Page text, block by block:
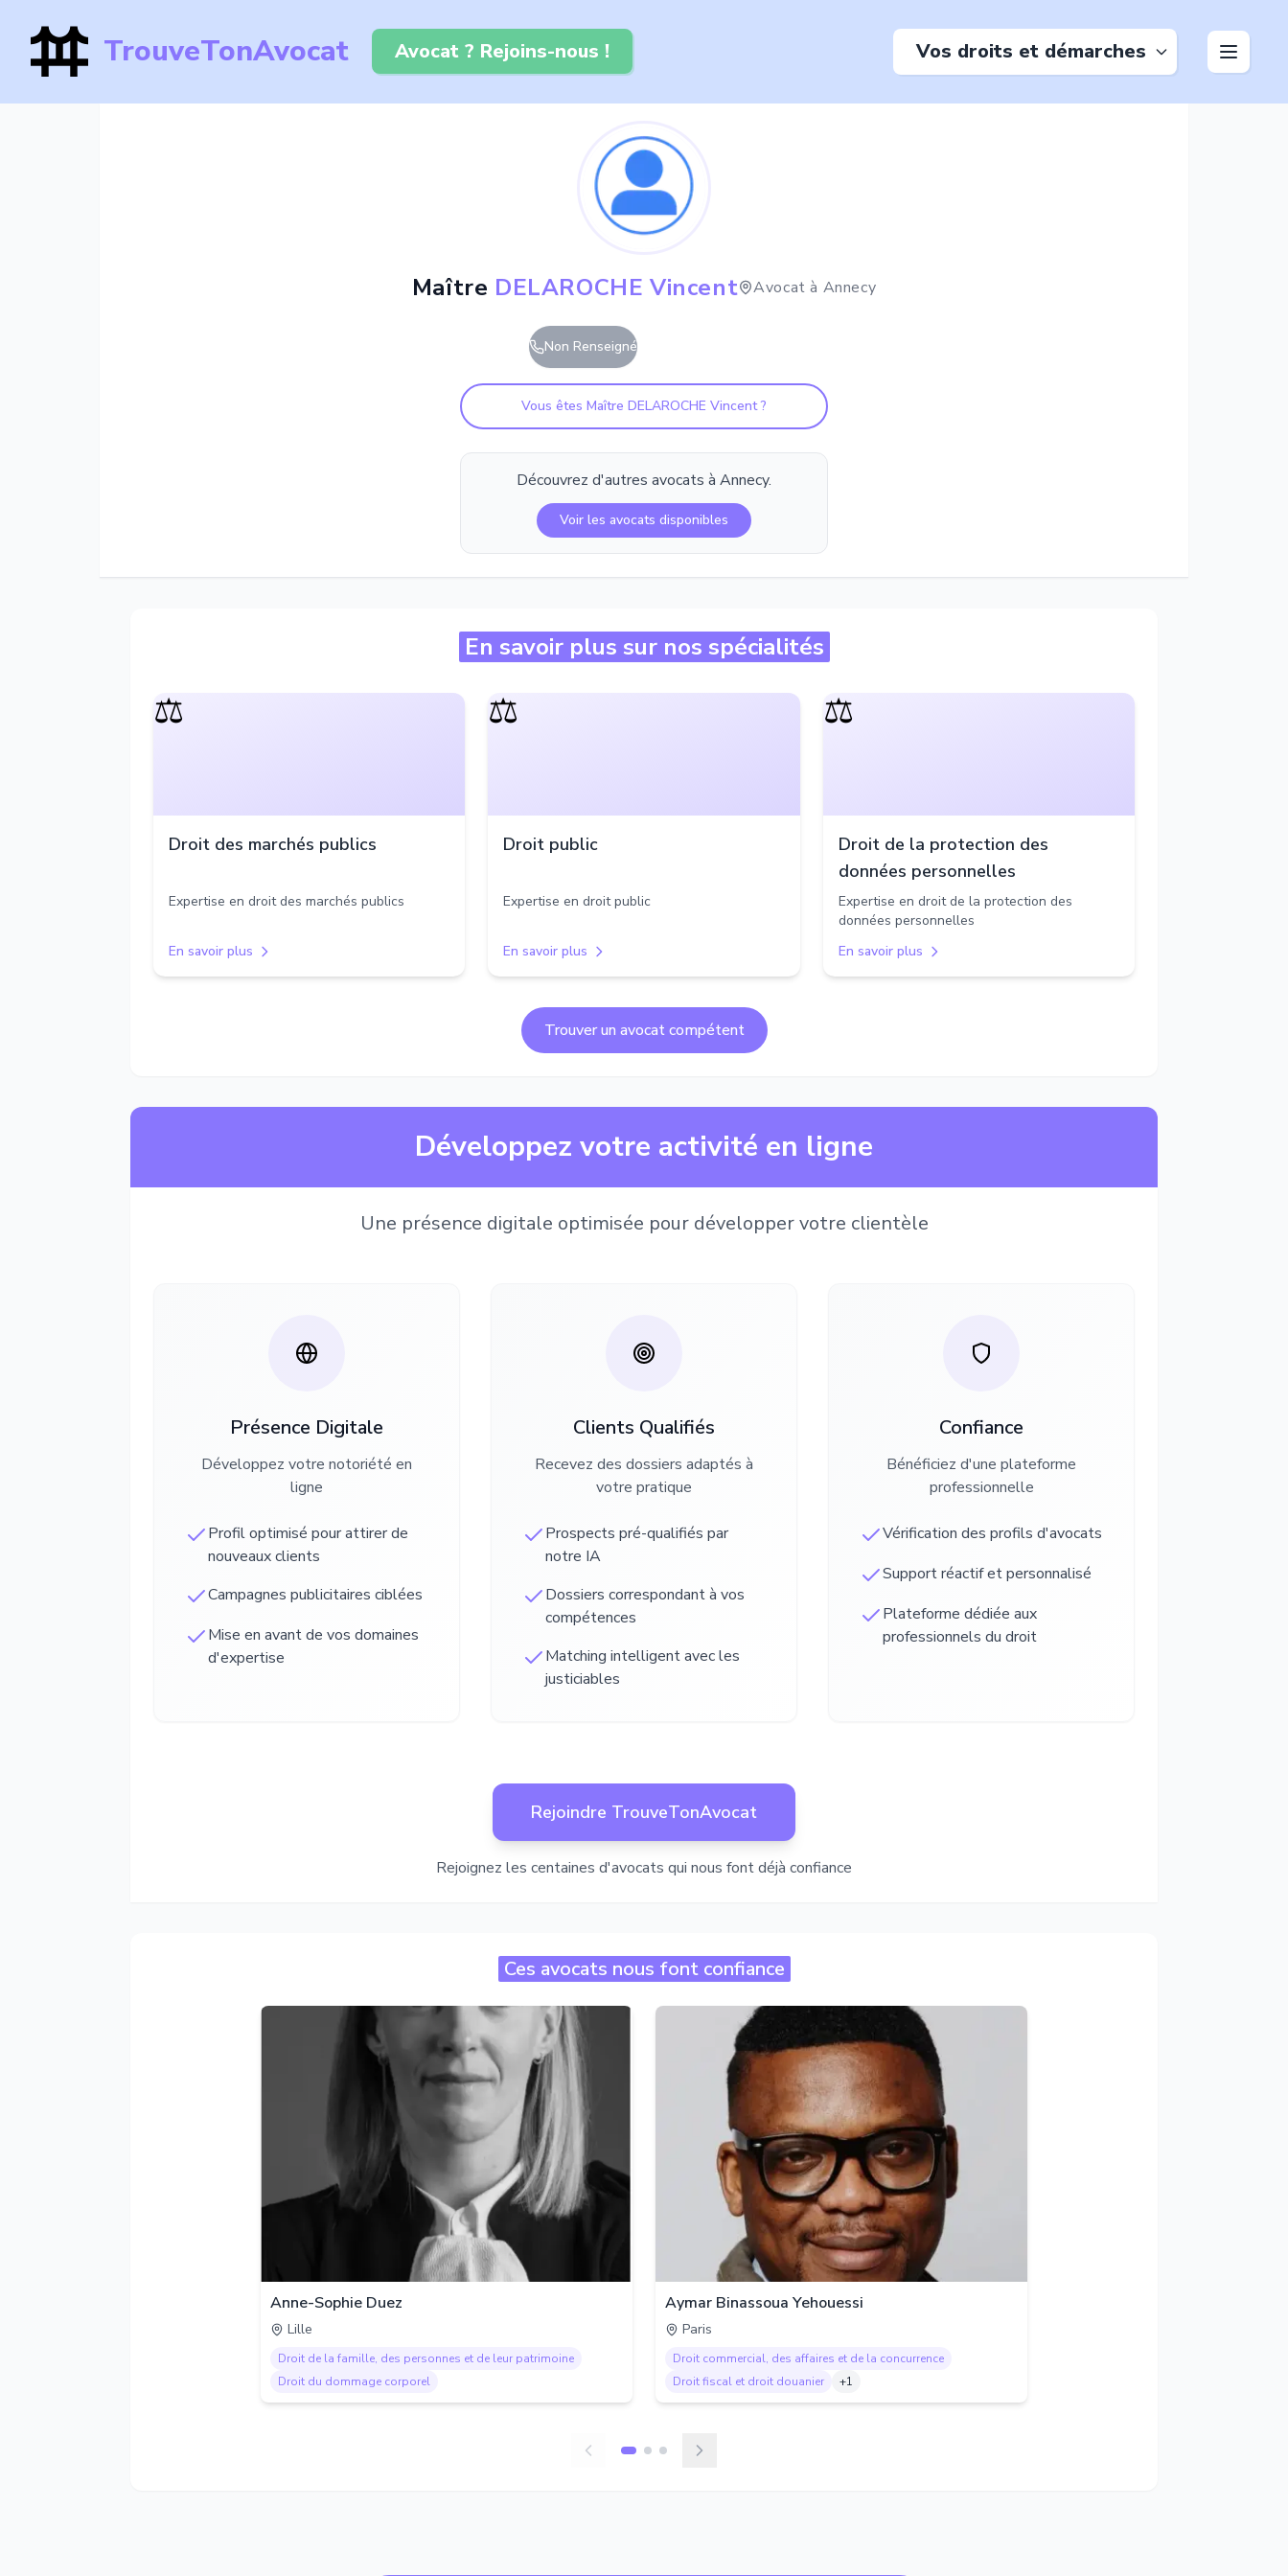
TrouveTonAvocat Avocat ? Rejoins-nous ! Vos droits et démarches
Maître DELAROCHE Vincent Avocat à Annecy
Non Renseigné
Vous êtes Maître DELAROCHE Vincent?
Découvrez d'autres avocats à Annecy.
Voir les avocats disponibles
En savoir plus sur nos spécialités
⚖️
Droit des marchés publics
Expertise en droit des marchés publics
En savoir plus
⚖️
Droit public
Expertise en droit public
En savoir plus
⚖️
Droit de la protection des
données personnelles
Expertise en droit de la protection des
données personnelles
En savoir plus
Trouver un avocat compétent
Développez votre activité en ligne
Une présence digitale optimisée pour développer votre clientèle
Présence Digitale
Développez votre notoriété en
ligne
Profil optimisé pour attirer de
nouveaux clients
Campagnes publicitaires ciblées
Mise en avant de vos domaines
d'expertise
Clients Qualifiés
Recevez des dossiers adaptés à
votre pratique
Prospects pré-qualifiés par
notre IA
Dossiers correspondant à vos
compétences
Matching intelligent avec les
justiciables
Confiance
Bénéficiez d'une plateforme
professionnelle
Vérification des profils d'avocats
Support réactif et personnalisé
Plateforme dédiée aux
professionnels du droit
Rejoindre TrouveTonAvocat
Rejoignez les centaines d'avocats qui nous font déjà confiance
Ces avocats nous font confiance
Anne-Sophie Duez
Lille
Droit de la famille, des personnes et de leur patrimoine
Droit du dommage corporel
Aymar Binassoua Yehouessi
Paris
Droit commercial, des affaires et de la concurrence
Droit fiscal et droit douanier
+1